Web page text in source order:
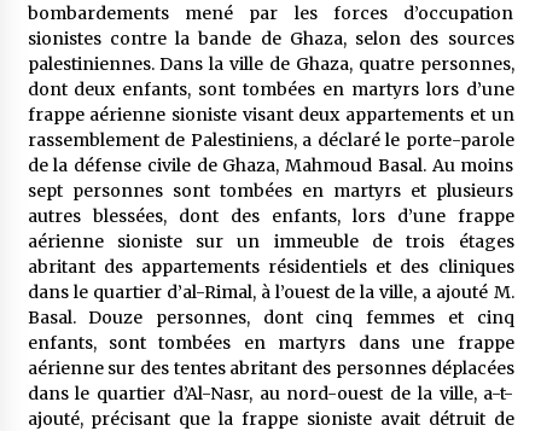
Le bouc de l’Au-delà
5 ans ago
Le monstrueux vieillard (Un récit du Sud
5 ans ago
Rencontre nocturne dans le désert (Un conte
touareg)
5 ans ago
Un conte targui/ Quand la tête est vide
5 ans ago
bombardements mené par les forces d’occupation
sionistes contre la bande de Ghaza, selon des sources
palestiniennes. Dans la ville de Ghaza, quatre personnes,
dont deux enfants, sont tombées en martyrs lors d’une
frappe aérienne sioniste visant deux appartements et un
rassemblement de Palestiniens, a déclaré le porte-parole
de la défense civile de Ghaza, Mahmoud Basal. Au moins
sept personnes sont tombées en martyrs et plusieurs
autres blessées, dont des enfants, lors d’une frappe
aérienne sioniste sur un immeuble de trois étages
abritant des appartements résidentiels et des cliniques
dans le quartier d’al-Rimal, à l’ouest de la ville, a ajouté M.
Basal. Douze personnes, dont cinq femmes et cinq
enfants, sont tombées en martyrs dans une frappe
aérienne sur des tentes abritant des personnes déplacées
dans le quartier d’Al-Nasr, au nord-ouest de la ville, a-t-
ajouté, précisant que la frappe sioniste avait détruit de